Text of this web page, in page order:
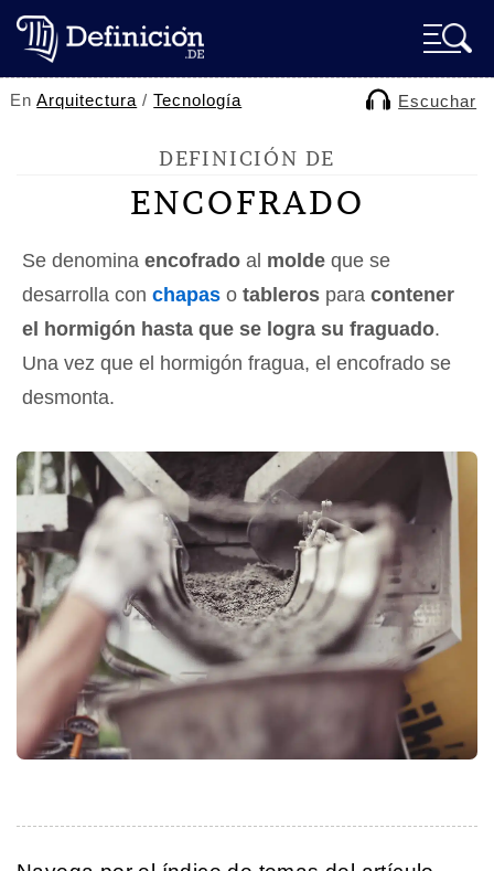
EnArquitectura /Tecnología Escuchar
DEFINICIÓN DE
ENCOFRADO
Se denomina encofrado al molde que se
desarrolla con chapas o tableros para contener
el hormigón hasta que se logra su fraguado.
Una vez que el hormigón fragua, el encofrado se
desmonta.